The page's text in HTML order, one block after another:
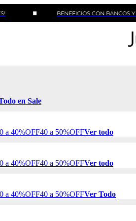
BENEFICIOS CON BANCOS Y TARJETAS
en Sale
a 40%OFF40 a 50%OFFVer todo
a 40%OFF40 a 50%OFFVer todo
a 40%OFF40 a 50%OFFVer Todo